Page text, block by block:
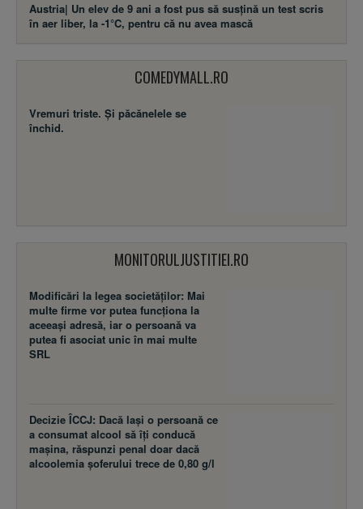
Austria| Un elev de 9 ani a fost pus să susţină un test scris
în aer liber, la -1°C, pentru că nu avea mască
COMEDYMALL.RO
Vremuri triste. Şi păcănelele se
închid.
MONITORULJUSTITIEI.RO
Modificări la legea societăţilor: Mai
multe firme vor putea funcţiona la
aceeaşi adresă, iar o persoană va
putea fi asociat unic în mai multe
SRL
Decizie ÎCCJ: Dacă laşi o persoană ce
a consumat alcool să îţi conducă
maşina, răspunzi penal doar dacă
alcoolemia şoferului trece de 0,80 g/l